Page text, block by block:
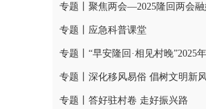
专题丨聚焦两会—2025隆回两会融
专题丨应急科普课堂
专题丨深化移风易俗 倡树文明新
专题丨答好驻村卷 走好振兴路